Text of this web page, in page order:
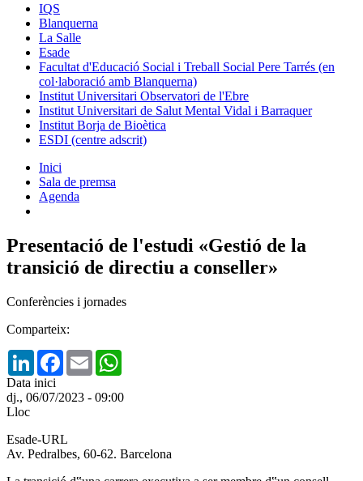
IQS
Blanquerna
La Salle
Esade
Facultat d'Educació Social i Treball Social Pere Tarrés (en
col·laboració amb Blanquerna)
Institut Universitari Observatori de l'Ebre
Institut Universitari de Salut Mental Vidal i Barraquer
Institut Borja de Bioètica
ESDI (centre adscrit)
Inici
Sala de premsa
Agenda
Presentació de l'estudi «Gestió de la
transició de directiu a conseller»
Conferències i jornades
Comparteix:
LinkedInFacebook
Email
Data inici
dj., 06/07/2023 - 09:00
Lloc
Esade-URL
Av. Pedralbes, 60-62. Barcelona